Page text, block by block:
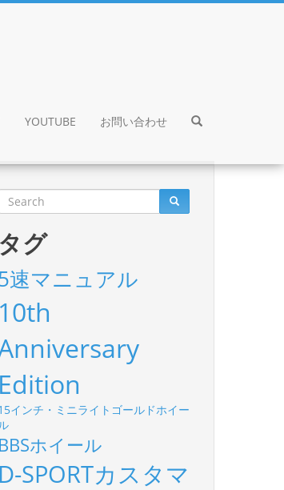
YOUTUBE お問い合わせ
タグ
速マニュアル
10th
Edition
インチ・ミニライトゴールドホイー
BBSホイール
D-SPORTカスタマ